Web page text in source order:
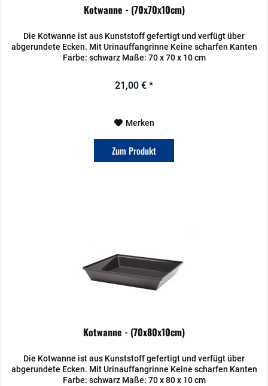
Kotwanne - (70x70x10cm)
Die Kotwanne ist aus Kunststoff gefertigt und verfügt über
abgerundete Ecken. Mit Urinauffangrinne Keine scharfen Kanten
Farbe: schwarz Maße: 70 x 70 x 10 cm
21,00 € *
Merken
Zum Produkt
Kotwanne - (70x80x10cm)
Die Kotwanne ist aus Kunststoff gefertigt und verfügt über
abgerundete Ecken. Mit Urinauffangrinne Keine scharfen Kanten
Farbe: schwarz Maße: 70 x 80 x 10 cm